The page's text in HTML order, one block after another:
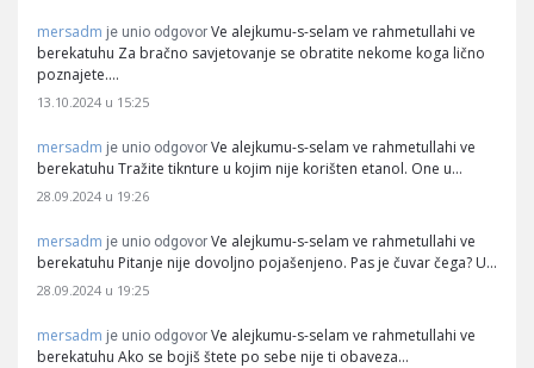
mersadm je unio odgovor Ve alejkumu-s-selam ve rahmetullahi ve
berekatuhu Za bračno savjetovanje se obratite nekome koga lično
poznajete.…
13.10.2024 u 15:25
mersadm je unio odgovor Ve alejkumu-s-selam ve rahmetullahi ve
berekatuhu Tražite tiknture u kojim nije korišten etanol. One u…
28.09.2024 u 19:26
mersadm je unio odgovor Ve alejkumu-s-selam ve rahmetullahi ve
berekatuhu Pitanje nije dovoljno pojašenjeno. Pas je čuvar čega? U…
28.09.2024 u 19:25
mersadm je unio odgovor Ve alejkumu-s-selam ve rahmetullahi ve
berekatuhu Ako se bojiš štete po sebe nije ti obaveza…